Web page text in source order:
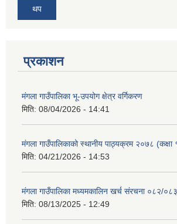
थप
प्रकाशन
मंगला गाउँपालिका भू-उपयोग क्षेत्र वर्गिकरण
मिति: 08/04/2026 - 14:41
मंगला गाउँपालिकाको स्थानीय पाठ्यक्रम २०७८ (कक्षा
मिति: 04/21/2026 - 14:53
मंगला गाउँपालिका मध्यमकालिन खर्च संरचना ०८२/०८३
मिति: 08/13/2025 - 12:49